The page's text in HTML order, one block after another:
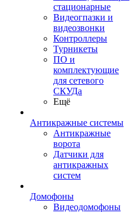
стационарные
Видеогпазки и
видеозвонки
Контроллеры
Турникеты
ПО и
комплектующие
для сетевого
СКУДа
Ещё
Антикражные системы
Антикражные
ворота
Датчики для
антикражных
систем
Домофоны
Видеодомофоны